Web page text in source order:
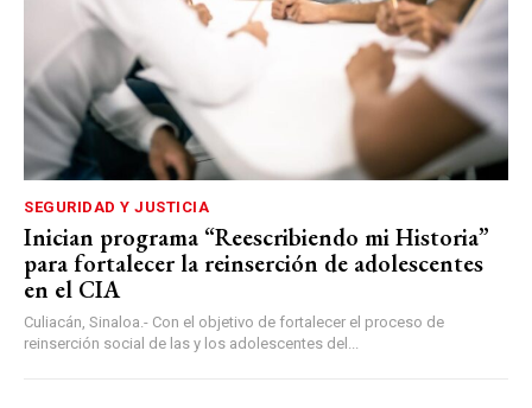
SEGURIDAD Y JUSTICIA
Inician programa “Reescribiendo mi Historia”
para fortalecer la reinserción de adolescentes
en el CIA
Culiacán, Sinaloa.- Con el objetivo de fortalecer el proceso de
reinserción social de las y los adolescentes del...